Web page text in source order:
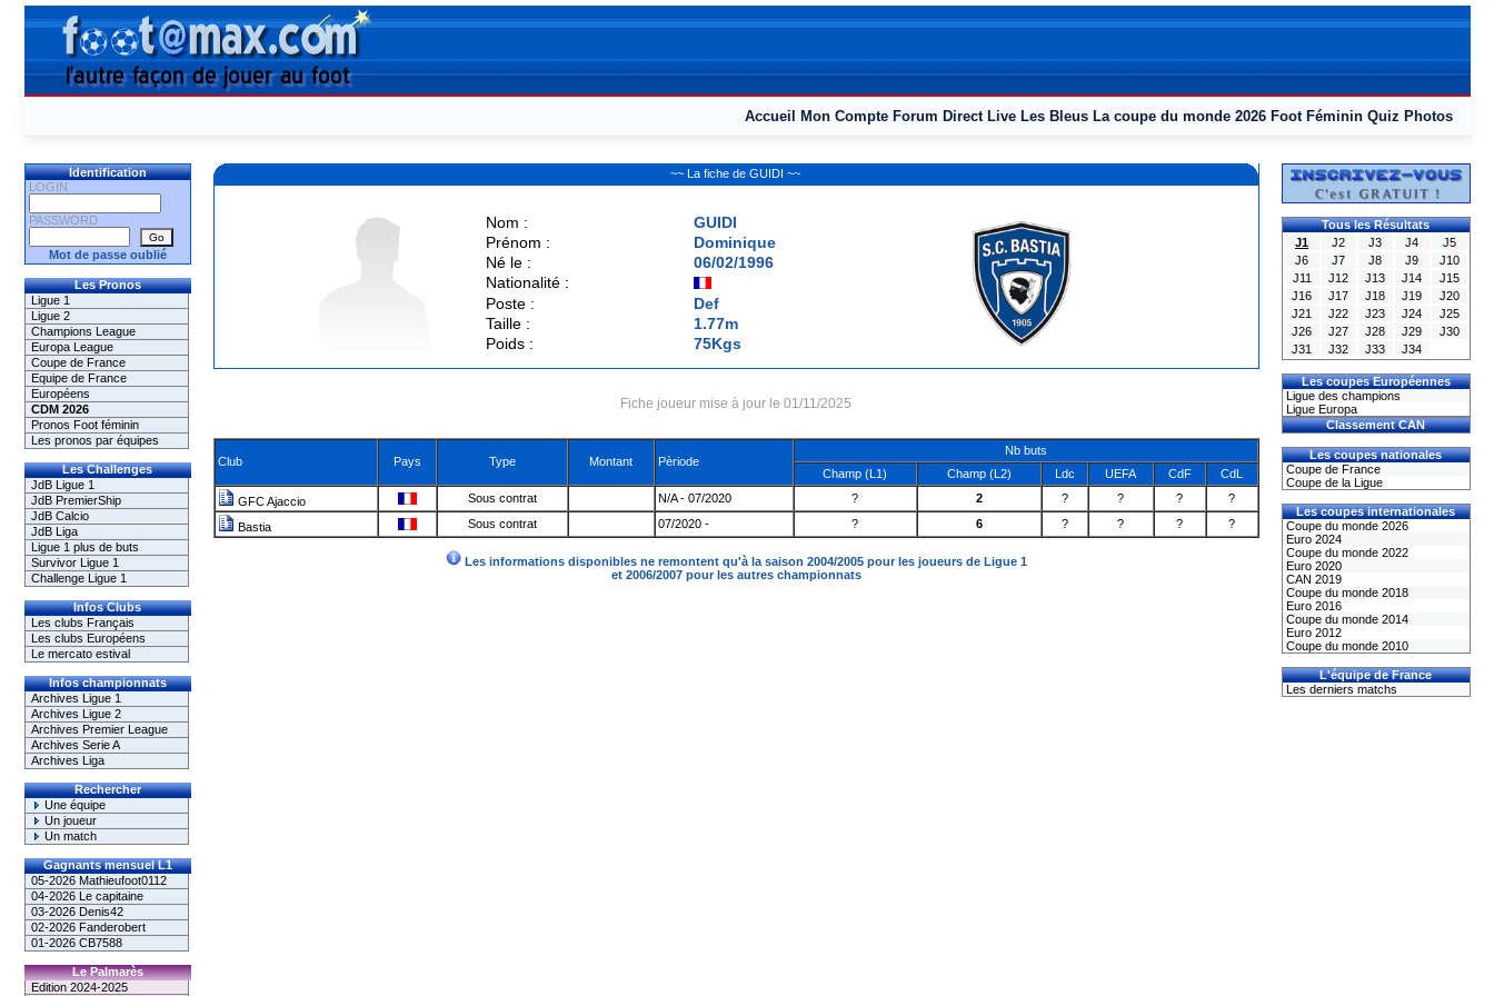
Accueil Mon Compte Forum Direct Live Les Bleus La coupe du monde 2026 Foot Féminin Quiz Photos
Identification
LOGIN
PASSWORD
Mot de passe oublié
Les Pronos
Ligue 1
Ligue 2
Champions League
Europa League
Coupe de France
Equipe de France
Européens
CDM 2026
Pronos Foot féminin
Les pronos par équipes
Les Challenges
JdB Ligue 1
JdB PremierShip
JdB Calcio
JdB Liga
Ligue 1 plus de buts
Survivor Ligue 1
Challenge Ligue 1
Infos Clubs
Les clubs Français
Les clubs Européens
Le mercato estival
Infos championnats
Archives Ligue 1
Archives Ligue 2
Archives Premier League
Archives Serie A
Archives Liga
Rechercher
Une équipe
Un joueur
Un match
Gagnants mensuel L1
05-2026 Mathieufoot0112
04-2026 Le capitaine
03-2026 Denis42
02-2026 Fanderobert
01-2026 CB7588
Le Palmarès
Edition 2024-2025
~~ La fiche de GUIDI ~~
Nom :
GUIDI
Prénom :
Dominique
Né le :
06/02/1996
Nationalité :
Poste :
Def
Taille :
1.77m
Poids :
75Kgs
Fiche joueur mise à jour le 01/11/2025
Club Pays Type Montant Pèriode
Nb buts
Champ (L1)
Champ (L2) Ldc UEFA CdF CdL
GFC Ajaccio Sous contrat N/A - 07/2020 ? 2 ? ? ? ?
Bastia Sous contrat 07/2020 - ? 6 ? ? ? ?
Les informations disponibles ne remontent qu'à la saison 2004/2005 pour les joueurs de Ligue 1
et 2006/2007 pour les autres championnats
Tous les Résultats
J1
J2 J3 J4
J5
J6
J7 J8 J9
J10
J11
J12 J13 J14
J15
J16
J17 J18 J19
J20
J21
J22 J23 J24
J25
J26
J27 J28 J29
J30
J31
J32 J33 J34
Les coupes Européennes
Ligue des champions
Ligue Europa
Classement CAN
Les coupes nationales
Coupe de France
Coupe de la Ligue
Les coupes internationales
Coupe du monde 2026
Euro 2024
Coupe du monde 2022
Euro 2020
CAN 2019
Coupe du monde 2018
Euro 2016
Coupe du monde 2014
Euro 2012
Coupe du monde 2010
L'équipe de France
Les derniers matchs